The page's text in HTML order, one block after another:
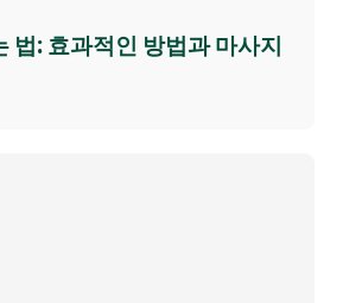
법: 효과적인 방법과 마사지